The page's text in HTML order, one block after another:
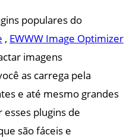
populares do
, EWWW Image Optimizer
imagens
as carrega pela
e até mesmo grandes
plugins de
são fáceis e